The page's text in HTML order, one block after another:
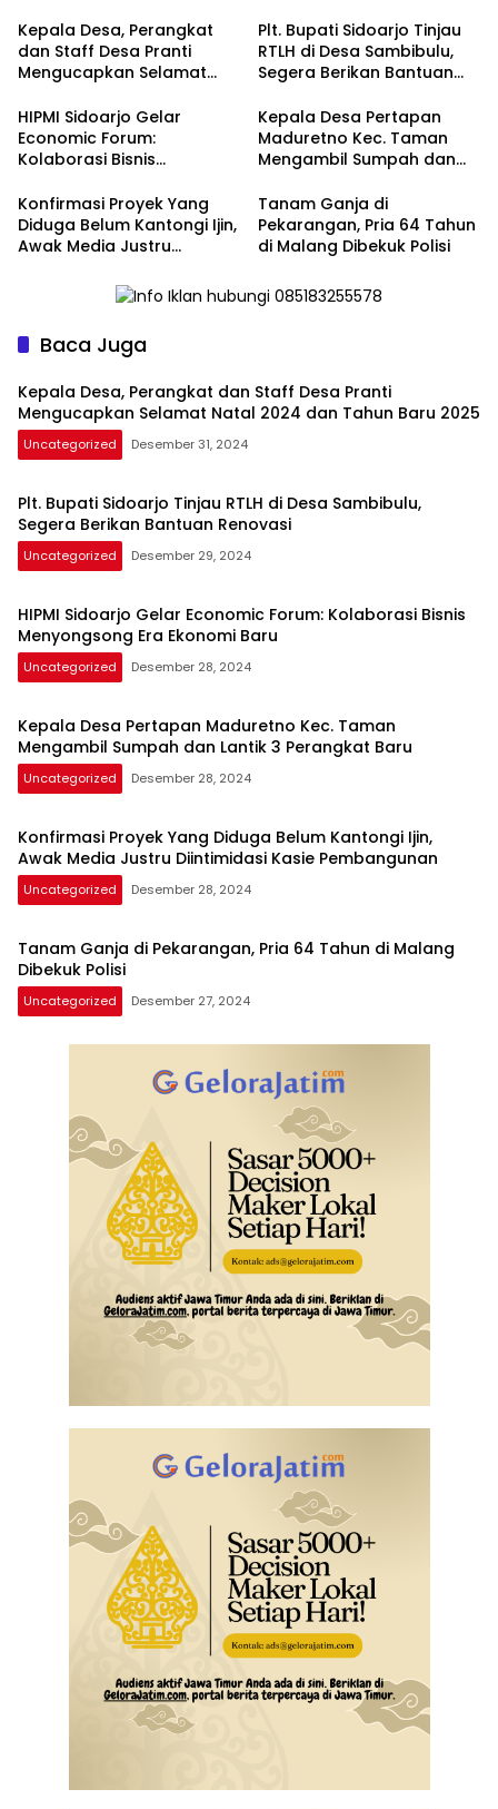
Kepala Desa, Perangkat
dan Staff Desa Pranti
Mengucapkan Selamat
Baru 2025
Plt. Bupati Sidoarjo Tinjau
RTLH di Desa Sambibulu,
Segera Berikan Bantuan
HIPMI Sidoarjo Gelar
Economic Forum:
Kolaborasi Bisnis
Baru
Kepala Desa Pertapan
Maduretno Kec. Taman
Mengambil Sumpah dan
Konfirmasi Proyek Yang
Diduga Belum Kantongi Ijin,
Awak Media Justru
Pembangunan
Tanam Ganja di
Pekarangan, Pria 64 Tahun
di Malang Dibekuk Polisi
Baca Juga
Kepala Desa, Perangkat dan Staff Desa Pranti
Mengucapkan Selamat Natal 2024 dan Tahun Baru 2025
Uncategorized Desember 31, 2024
Plt. Bupati Sidoarjo Tinjau RTLH di Desa Sambibulu,
Segera Berikan Bantuan Renovasi
Uncategorized Desember 29, 2024
HIPMI Sidoarjo Gelar Economic Forum: Kolaborasi Bisnis
Menyongsong Era Ekonomi Baru
Uncategorized Desember 28, 2024
Kepala Desa Pertapan Maduretno Kec. Taman
Mengambil Sumpah dan Lantik 3 Perangkat Baru
Uncategorized Desember 28, 2024
Konfirmasi Proyek Yang Diduga Belum Kantongi Ijin,
Awak Media Justru Diintimidasi Kasie Pembangunan
Uncategorized Desember 28, 2024
Tanam Ganja di Pekarangan, Pria 64 Tahun di Malang
Dibekuk Polisi
Uncategorized Desember 27, 2024